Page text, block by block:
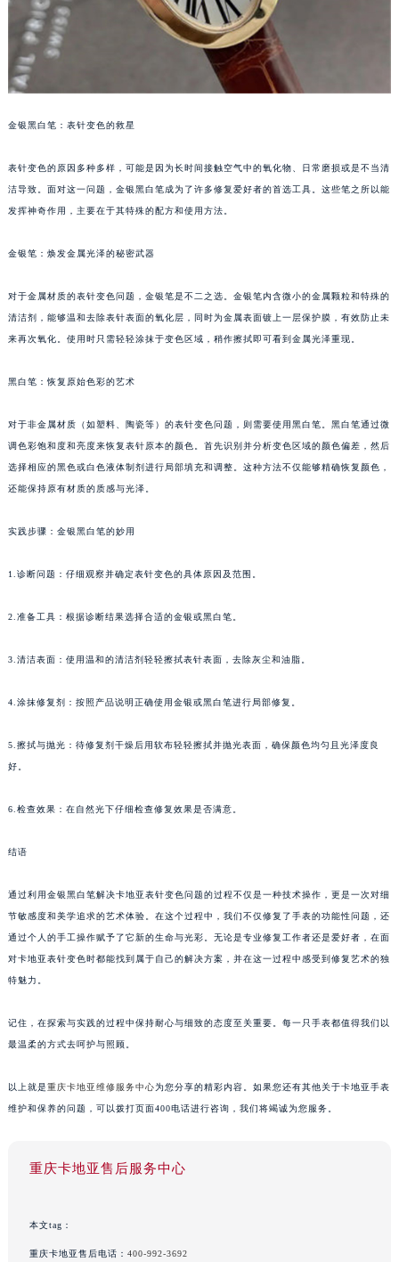
金银黑白笔：表针变色的救星
表针变色的原因多种多样，可能是因为长时间接触空气中的氧化物、日常磨损或是不当清
洁导致。面对这一问题，金银黑白笔成为了许多修复爱好者的首选工具。这些笔之所以能
发挥神奇作用，主要在于其特殊的配方和使用方法。
金银笔：焕发金属光泽的秘密武器
对于金属材质的表针变色问题，金银笔是不二之选。金银笔内含微小的金属颗粒和特殊的
清洁剂，能够温和去除表针表面的氧化层，同时为金属表面镀上一层保护膜，有效防止未
来再次氧化。使用时只需轻轻涂抹于变色区域，稍作擦拭即可看到金属光泽重现。
黑白笔：恢复原始色彩的艺术
对于非金属材质（如塑料、陶瓷等）的表针变色问题，则需要使用黑白笔。黑白笔通过微
调色彩饱和度和亮度来恢复表针原本的颜色。首先识别并分析变色区域的颜色偏差，然后
选择相应的黑色或白色液体制剂进行局部填充和调整。这种方法不仅能够精确恢复颜色，
还能保持原有材质的质感与光泽。
实践步骤：金银黑白笔的妙用
1.诊断问题：仔细观察并确定表针变色的具体原因及范围。
2.准备工具：根据诊断结果选择合适的金银或黑白笔。
3.清洁表面：使用温和的清洁剂轻轻擦拭表针表面，去除灰尘和油脂。
4.涂抹修复剂：按照产品说明正确使用金银或黑白笔进行局部修复。
5.擦拭与抛光：待修复剂干燥后用软布轻轻擦拭并抛光表面，确保颜色均匀且光泽度良
好。
6.检查效果：在自然光下仔细检查修复效果是否满意。
结语
通过利用金银黑白笔解决卡地亚表针变色问题的过程不仅是一种技术操作，更是一次对细
节敏感度和美学追求的艺术体验。在这个过程中，我们不仅修复了手表的功能性问题，还
通过个人的手工操作赋予了它新的生命与光彩。无论是专业修复工作者还是爱好者，在面
对卡地亚表针变色时都能找到属于自己的解决方案，并在这一过程中感受到修复艺术的独
特魅力。
记住，在探索与实践的过程中保持耐心与细致的态度至关重要。每一只手表都值得我们以
最温柔的方式去呵护与照顾。
以上就是重庆卡地亚维修服务中心为您分享的精彩内容。如果您还有其他关于卡地亚手表
维护和保养的问题，可以拨打页面400电话进行咨询，我们将竭诚为您服务。
重庆卡地亚售后服务中心
本文tag：
重庆卡地亚售后电话： 400-992-3692